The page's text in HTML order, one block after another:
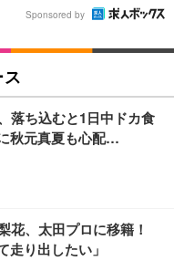
Sponsored by
落ち込むと1日中ドカ食
秋元真夏も心配…
花、太田プロに移籍！
走り出したい」